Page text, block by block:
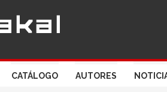
CATÁLOGO AUTORES